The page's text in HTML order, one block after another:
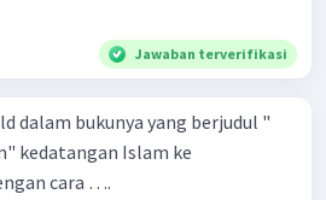
Jawaban terverifikasi
dalam bukunya yang berjudul "
kedatangan Islam ke
cara ….